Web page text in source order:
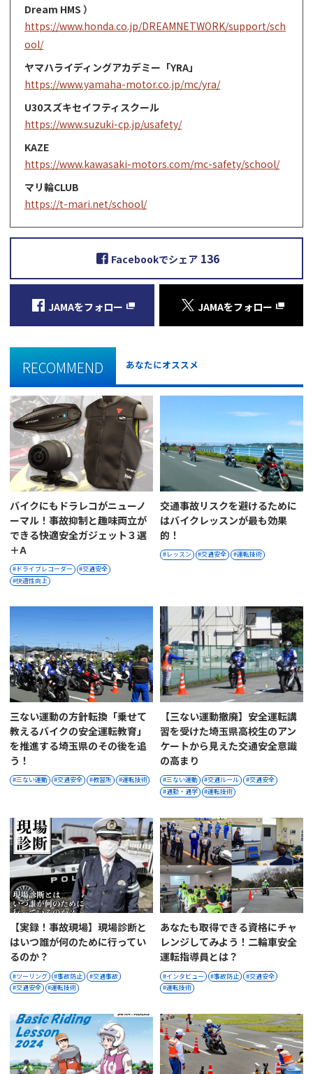
Dream HMS ）
https://www.honda.co.jp/DREAMNETWORK/support/sch
ool/
ヤマハライディングアカデミー「YRA」
https://www.yamaha-motor.co.jp/mc/yra/
U30スズキセイフティスクール
https://www.suzuki-cp.jp/usafety/
KAZE
https://www.kawasaki-motors.com/mc-safety/school/
マリ輪CLUB
https://t-mari.net/school/
Facebookでシェア 136
JAMAをフォロー JAMAをフォロー
RECOMMEND あなたにオススメ
バイクにもドラレコがニューノ
ーマル！事故抑制と趣味両立が
できる快適安全ガジェット３選
＋α
ドライブレコーダー
交通安全
快適性向上
交通事故リスクを避けるために
はバイクレッスンが最も効果
的！
レッスン 交通安全 運転技術
三ない運動の方針転換「乗せて
教えるバイクの安全運転教育」
を推進する埼玉県のその後を追
う！
三ない運動 交通安全 教習所 運転技術
【三ない運動撤廃】安全運転講
習を受けた埼玉県高校生のアン
ケートから見えた交通安全意識
の高まり
三ない運動 交通ルール
交通安全
通勤・通学
運転技術
【実録！事故現場】現場診断と
はいつ誰が何のために行ってい
るのか？
ツーリング 事故防止
交通事故
交通安全
運転技術
あなたも取得できる資格にチャ
レンジしてみよう！二輪車安全
運転指導員とは？
インタビュー 事故防止
交通安全
運転技術